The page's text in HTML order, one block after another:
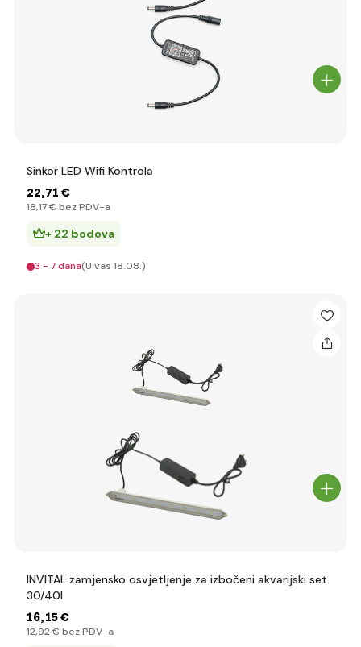
Sinkor LED Wifi Kontrola
22,71 €
18,17 € bez PDV-a
+ 22 bodova
3 - 7 dana(U vas 18.08.)
INVITAL zamjensko osvjetljenje za izbočeni akvarijski set
30/40l
16,15 €
12,92 € bez PDV-a